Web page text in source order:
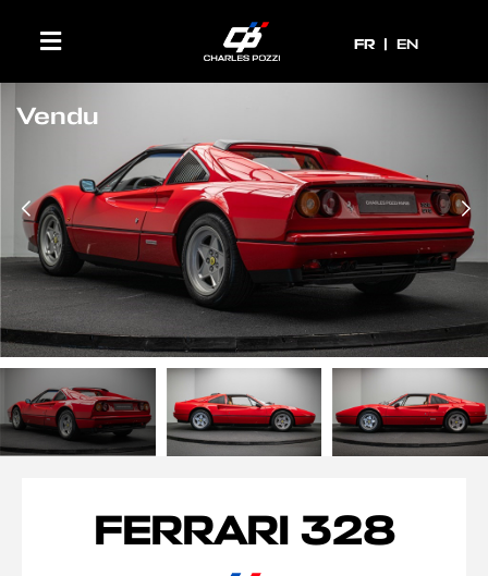
FR
FR EN
Vendu
FERRARI 328